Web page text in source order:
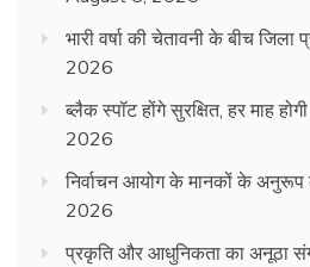
भारी वर्षा की चेतावनी के बीच जिला
2026
ब्लैक स्पॉट होंगे सुरक्षित, हर माह होगी
2026
निर्वाचन आयोग के मानकों के अनुरूप
2026
प्रकृति और आधुनिकता का अनूठा